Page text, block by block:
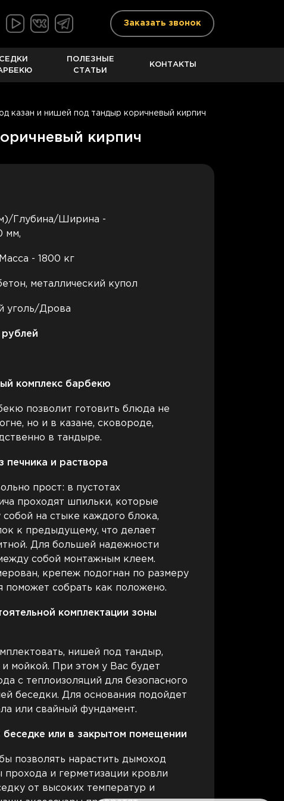
Заказать звонок
ПОЛЕЗНЫЕ
СТАТЬИ
КОНТАКТЫ
казан и нишей под тандыр коричневый кирпич
кирпич
Глубина/Ширина -
мм,
- 1800 кг
металлический купол
уголь/Дрова
рублей
комплекс барбекю
позволит готовить блюда не
но и в казане, сковороде,
в тандыре.
печника и раствора
прост: в пустотах
проходят шпильки, которые
на стыке каждого блока,
к предыдущему, что делает
Для большей надежности
собой монтажным клеем.
крепеж подогнан по размеру
поможет собрать как положено.
комплектации зоны
нишей под тандыр,
мойкой. При этом у Вас будет
с теплоизоляций для безопасного
беседки. Для основания подойдет
или свайный фундамент.
беседке или в закрытом помещении
позволять нарастить дымоход
и герметизации кровли
от высоких температур и